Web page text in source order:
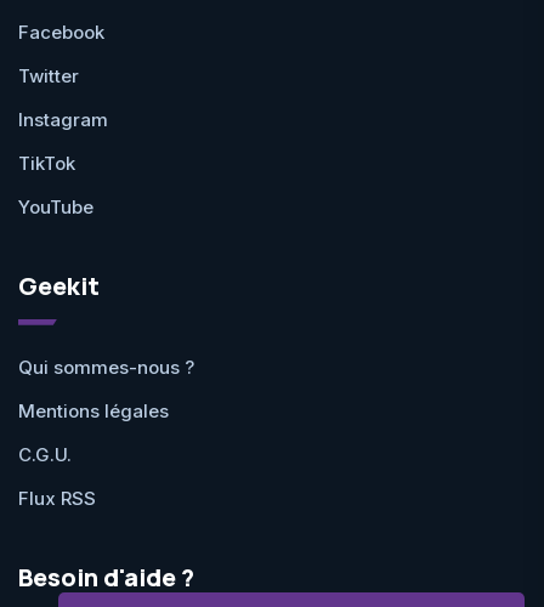
Facebook
Twitter
Instagram
TikTok
YouTube
Geekit
Qui sommes-nous ?
Mentions légales
C.G.U.
Flux RSS
Besoin d'aide ?